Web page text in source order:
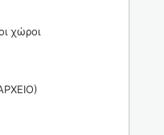
χώροι